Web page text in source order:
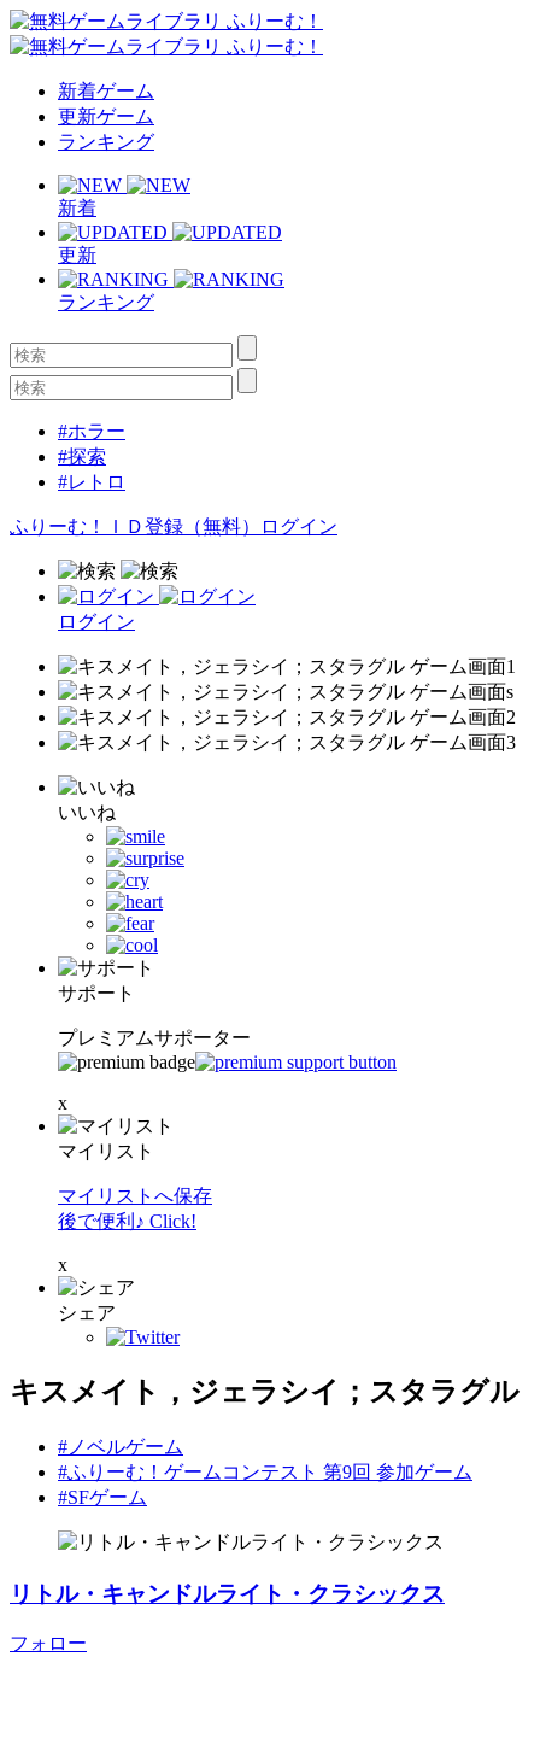
新着ゲーム
更新ゲーム
ランキング
新着
更新
ランキング
#ホラー
#探索
#レトロ
ふりーむ！ＩＤ登録（無料） ログイン
ログイン
いいね
サポート
プレミアムサポーター
x
マイリスト
マイリストへ保存
後で便利♪ Click!
x
シェア
キスメイト，ジェラシイ；スタラグル
#ノベルゲーム
#ふりーむ！ゲームコンテスト 第9回 参加ゲーム
#SFゲーム
リトル・キャンドルライト・クラシックス
フォロー